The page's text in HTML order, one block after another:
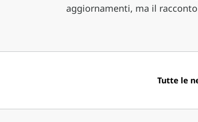
aggiornamenti, ma il
Tutte le